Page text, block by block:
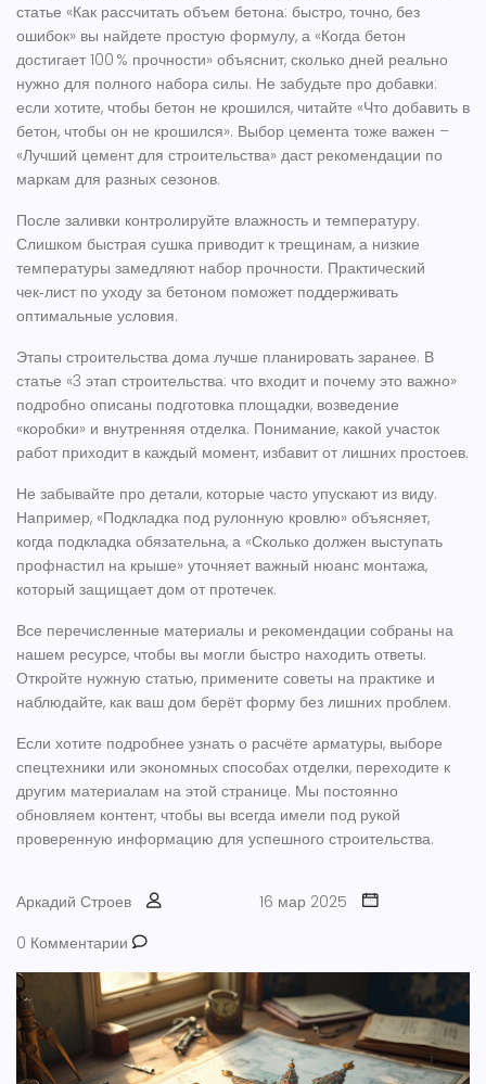
статье «Как рассчитать объем бетона: быстро, точно, без
ошибок» вы найдете простую формулу, а «Когда бетон
достигает 100 % прочности» объяснит, сколько дней реально
нужно для полного набора силы. Не забудьте про добавки:
если хотите, чтобы бетон не крошился, читайте «Что добавить в
бетон, чтобы он не крошился». Выбор цемента тоже важен –
«Лучший цемент для строительства» даст рекомендации по
маркам для разных сезонов.
После заливки контролируйте влажность и температуру.
Слишком быстрая сушка приводит к трещинам, а низкие
температуры замедляют набор прочности. Практический
чек‑лист по уходу за бетоном поможет поддерживать
оптимальные условия.
Этапы строительства дома лучше планировать заранее. В
статье «3 этап строительства: что входит и почему это важно»
подробно описаны подготовка площадки, возведение
«коробки» и внутренняя отделка. Понимание, какой участок
работ приходит в каждый момент, избавит от лишних простоев.
Не забывайте про детали, которые часто упускают из виду.
Например, «Подкладка под рулонную кровлю» объясняет,
когда подкладка обязательна, а «Сколько должен выступать
профнастил на крыше» уточняет важный нюанс монтажа,
который защищает дом от протечек.
Все перечисленные материалы и рекомендации собраны на
нашем ресурсе, чтобы вы могли быстро находить ответы.
Откройте нужную статью, примените советы на практике и
наблюдайте, как ваш дом берёт форму без лишних проблем.
Если хотите подробнее узнать о расчёте арматуры, выборе
спецтехники или экономных способах отделки, переходите к
другим материалам на этой странице. Мы постоянно
обновляем контент, чтобы вы всегда имели под рукой
проверенную информацию для успешного строительства.
Аркадий Строев
16 мар 2025
0 Комментарии